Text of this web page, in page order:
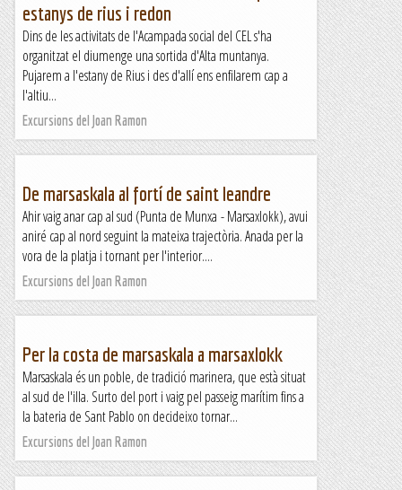
estanys de rius i redon
Dins de les activitats de l'Acampada social del CEL s'ha
organitzat el diumenge una sortida d'Alta muntanya.
Pujarem a l'estany de Rius i des d'allí ens enfilarem cap a
l'altiu...
Excursions del Joan Ramon
De marsaskala al fortí de saint leandre
Ahir vaig anar cap al sud (Punta de Munxa - Marsaxlokk), avui
aniré cap al nord seguint la mateixa trajectòria. Anada per la
vora de la platja i tornant per l'interior....
Excursions del Joan Ramon
Per la costa de marsaskala a marsaxlokk
Marsaskala és un poble, de tradició marinera, que està situat
al sud de l'illa. Surto del port i vaig pel passeig marítim fins a
la bateria de Sant Pablo on decideixo tornar...
Excursions del Joan Ramon